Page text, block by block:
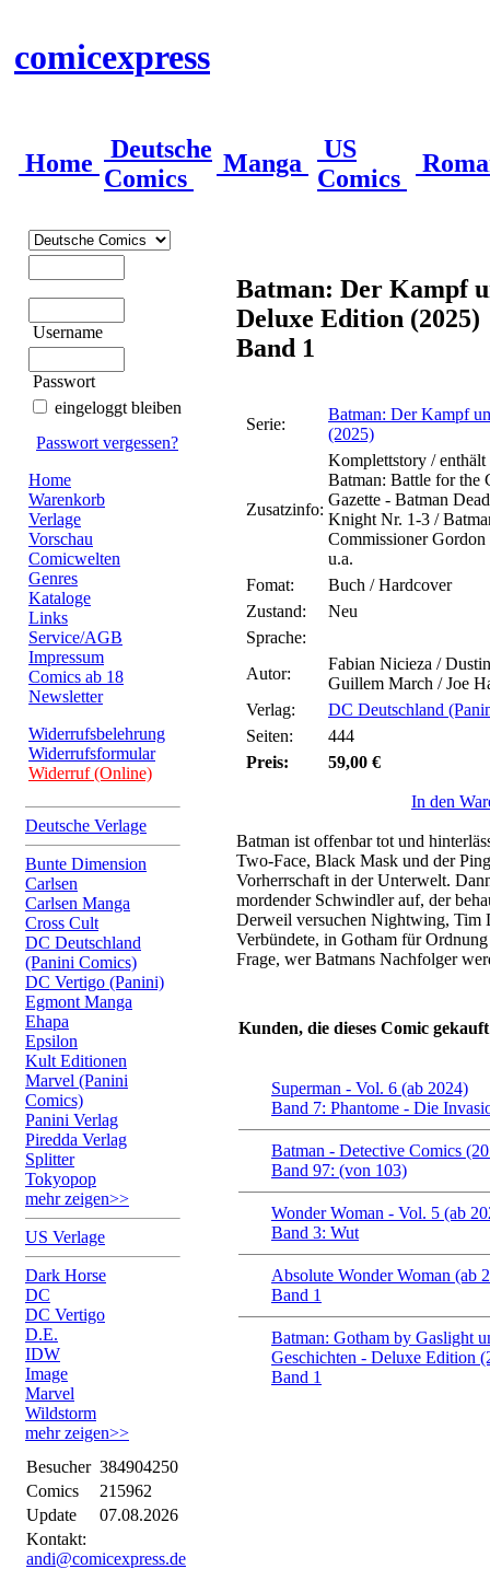
comicexpress
Home
Deutsche
Comics
Manga
US
Comics
Username
Passwort
eingeloggt bleiben
Passwort vergessen?
Home
Warenkorb
Verlage
Vorschau
Comicwelten
Genres
Kataloge
Links
Service/AGB
Impressum
Comics ab 18
Newsletter
Widerrufsbelehrung
Widerrufsformular
Widerruf (Online)
Deutsche Verlage
Bunte Dimension
Carlsen
Carlsen Manga
Cross Cult
DC Deutschland
(Panini Comics)
DC Vertigo (Panini)
Egmont Manga
Ehapa
Epsilon
Kult Editionen
Marvel (Panini
Comics)
Panini Verlag
Piredda Verlag
Splitter
Tokyopop
mehr zeigen>>
US Verlage
Dark Horse
DC
DC Vertigo
D.E.
IDW
Image
Marvel
Wildstorm
mehr zeigen>>
Besucher 384904250
Comics
215962
Update
07.08.2026
Kontakt:
andi@comicexpress.de
Batman: Der Kampf
Deluxe Edition (2025)
Band 1
Serie:
Batman: Der Kampf
(2025)
Zusatzinfo:
Komplettstory /
Batman: Battle for the
Gazette - Batman
Knight Nr. 1-3 /
Commissioner
u.a.
Fomat:
Buch / Hardcover
Zustand:
Neu
Sprache:
Autor:
Fabian Nicieza /
Guillem March / Joe
Verlag:
DC Deutschland
Seiten:
444
Preis:
59,00 €
In den
Batman ist offenbar tot und
Two-Face, Black Mask und der
Vorherrschaft in der Unterwelt.
mordender Schwindler auf, der
Derweil versuchen Nightwing, Tim
Verbündete, in Gotham für
Frage, wer Batmans Nachfolger
Kunden, die dieses Comic
Superman - Vol. 6 (ab 2024)
Band 7: Phantome - Die
Batman - Detective Comics
Band 97: (von 103)
Wonder Woman - Vol. 5 (ab
Band 3: Wut
Absolute Wonder Woman (ab
Band 1
Batman: Gotham by Gaslight
Geschichten - Deluxe Edition
Band 1